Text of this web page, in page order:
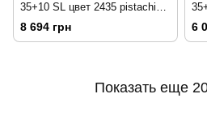
35+10 SL цвет 2435 pistachio-
graphite
8 694 грн 6
Показать еще